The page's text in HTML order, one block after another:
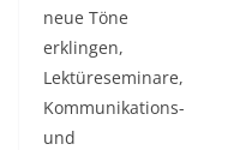
neue Töne
erklingen,
Lektüreseminare,
Kommunikations-
und